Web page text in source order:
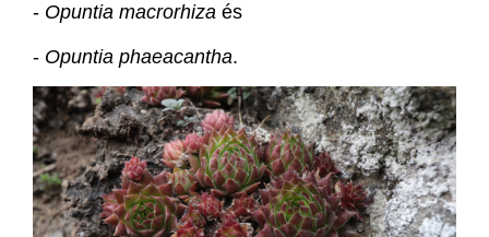
- Opuntia macrorhiza és
- Opuntia phaeacantha.